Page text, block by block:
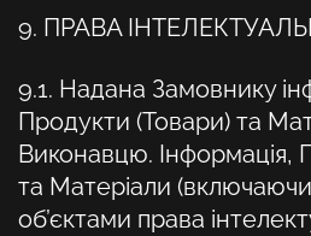
9. ПРАВА
9.1. Надана Замовнику
Продукти (Товари) та
Виконавцю. Інформація,
та Матеріали (включаючи
об’єктами права